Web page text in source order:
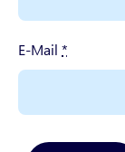
E-Mail *